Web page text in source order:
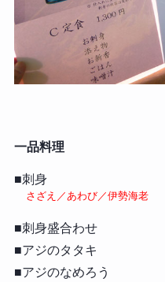
一品料理
■刺身
さざえ／あわび／伊勢海老
■刺身盛合わせ
■アジのタタキ
■アジのなめろう